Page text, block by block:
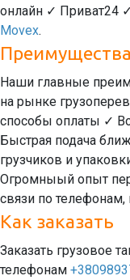
онлайн ✓ Приват24
Movex.
Наши главные
на рынке
способы оплаты ✓
Быстрая подача
грузчиков и
Огромныый опыт
связи по
Как заказать
Заказать грузовое
телефонам